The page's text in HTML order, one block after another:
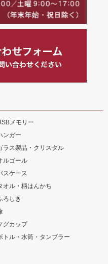
メモリー
ンガー
ラス製品・クリスタル
ルゴール
スケース
オル・柄はんかち
ろしき
グカップ
トル・水筒・タンブラー